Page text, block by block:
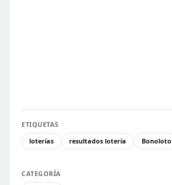
ETIQUETAS
loterías
resultados lotería Bonoloto
CATEGORÍA